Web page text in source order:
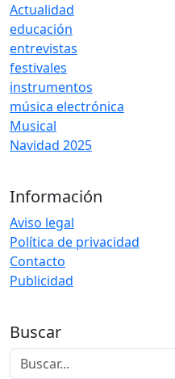
Actualidad
educación
entrevistas
festivales
instrumentos
música electrónica
Musical
Navidad 2025
Información
Aviso legal
Política de privacidad
Contacto
Publicidad
Buscar